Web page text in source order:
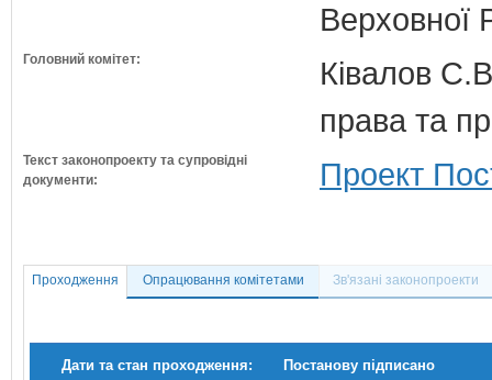
Верховної
Головний комітет:
Ківалов
права та
Текст законопроекту та супровідні
документи:
Проект
Проходження Опрацювання комітетами Зв'язані законопроекти
Дати та стан проходження: Постанову підписано